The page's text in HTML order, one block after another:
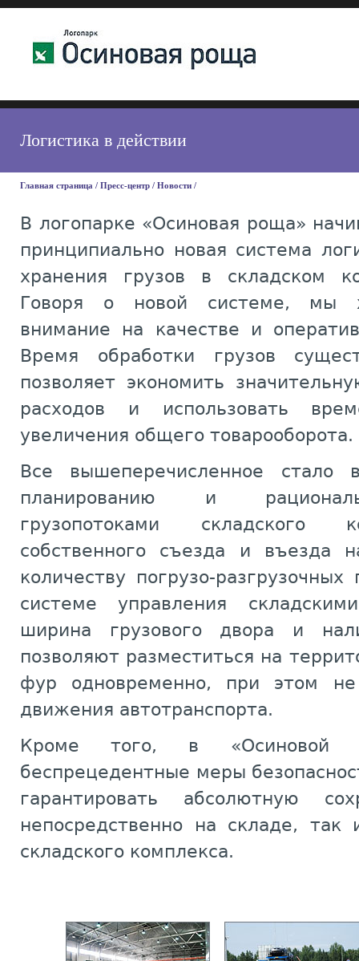
Логистика в действии
Главная страница / Пресс-центр / Новости /
В логопарке «Осиновая роща»
принципиально новая система
хранения грузов в складском
Говоря о новой системе, мы
внимание на качестве и
Время обработки грузов
позволяет экономить
расходов и использовать
увеличения общего товарооборота.
Все вышеперечисленное стало
планированию и
грузопотоками складского
собственного съезда и въезда
количеству погрузо-
системе управления
ширина грузового двора и
позволяют разместиться на
фур одновременно, при этом
движения автотранспорта.
Кроме того, в «Осиновой
беспрецедентные меры
гарантировать абсолютную
непосредственно на складе,
складского комплекса.